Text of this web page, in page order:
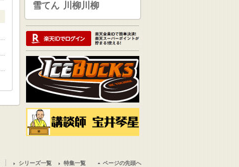
雪てん 川柳川柳
シリーズ一覧 特集一覧 ページの先頭へ